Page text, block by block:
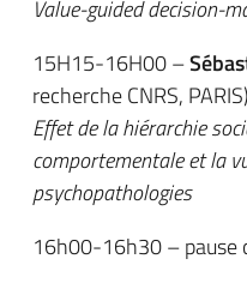
Value-guided decision-
15H15-16H00 –
recherche CNRS, PARIS)
Effet de la hiérarchie
comportementale et la
psychopathologies
16h00-16h30 – pause